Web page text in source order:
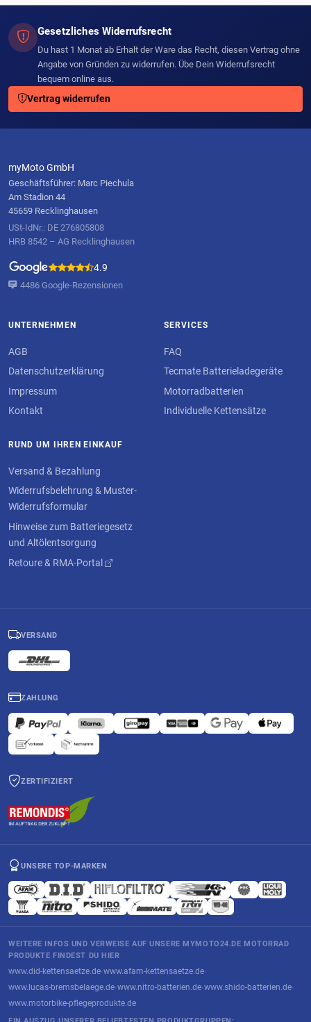
Gesetzliches Widerrufsrecht
Du hast 1 Monat ab Erhalt der Ware das Recht, diesen Vertrag ohne
Angabe von Gründen zu widerrufen. Übe Dein Widerrufsrecht
bequem online aus.
Vertrag widerrufen
myMoto GmbH
Geschäftsführer: Marc Piechula
Am Stadion 44
45659 Recklinghausen
USt-IdNr.: DE 276805808
HRB 8542 – AG Recklinghausen
4.9
4486 Google-Rezensionen
UNTERNEHMEN
AGB
Datenschutzerklärung
Impressum
Kontakt
SERVICES
FAQ
Tecmate Batterieladegeräte
Motorradbatterien
Individuelle Kettensätze
RUND UM IHREN EINKAUF
Versand & Bezahlung
Widerrufsbelehrung & Muster-
Widerrufsformular
Hinweise zum Batteriegesetz
und Altölentsorgung
Retoure & RMA-Portal
VERSAND
ZAHLUNG
ZERTIFIZIERT
UNSERE TOP-MARKEN
WEITERE INFOS UND VERWEISE AUF UNSERE MYMOTO24.DE MOTORRAD
PRODUKTE FINDEST DU HIER
www.did-kettensaetze.de·www.afam-kettensaetze.de·
www.lucas-bremsbelaege.de·www.nitro-batterien.de·www.shido-batterien.de·
www.motorbike-pflegeprodukte.de